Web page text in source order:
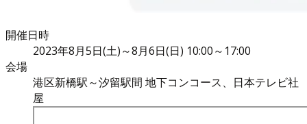
開催日時
2023年8月5日(土)～8月6日(日) 10:00～17:00
会場
港区新橋駅～汐留駅間 地下コンコース、日本テレビ社
屋